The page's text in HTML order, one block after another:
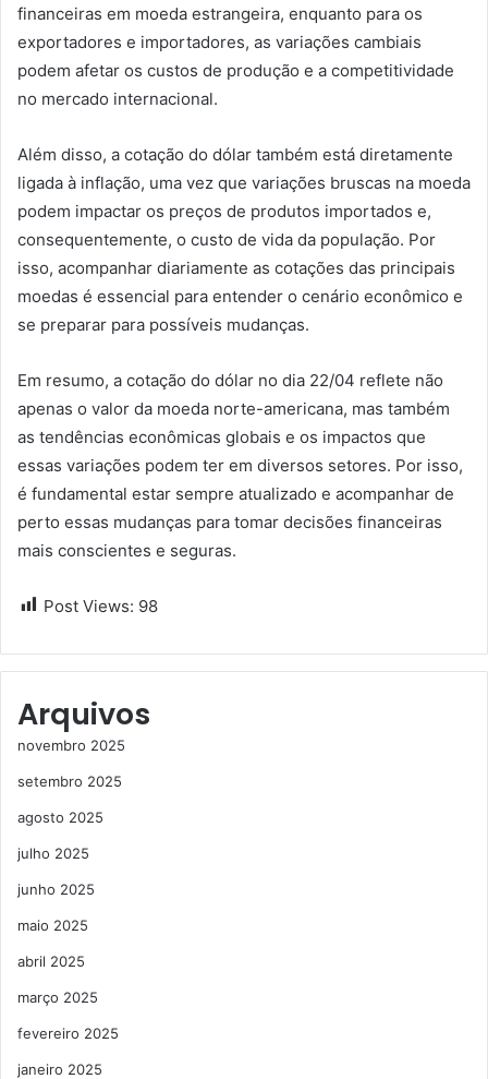
financeiras em moeda estrangeira, enquanto para os
exportadores e importadores, as variações cambiais
podem afetar os custos de produção e a competitividade
no mercado internacional.
Além disso, a cotação do dólar também está diretamente
ligada à inflação, uma vez que variações bruscas na moeda
podem impactar os preços de produtos importados e,
consequentemente, o custo de vida da população. Por
isso, acompanhar diariamente as cotações das principais
moedas é essencial para entender o cenário econômico e
se preparar para possíveis mudanças.
Em resumo, a cotação do dólar no dia 22/04 reflete não
apenas o valor da moeda norte-americana, mas também
as tendências econômicas globais e os impactos que
essas variações podem ter em diversos setores. Por isso,
é fundamental estar sempre atualizado e acompanhar de
perto essas mudanças para tomar decisões financeiras
mais conscientes e seguras.
Post Views: 98
Arquivos
novembro 2025
setembro 2025
agosto 2025
julho 2025
junho 2025
maio 2025
abril 2025
março 2025
fevereiro 2025
janeiro 2025